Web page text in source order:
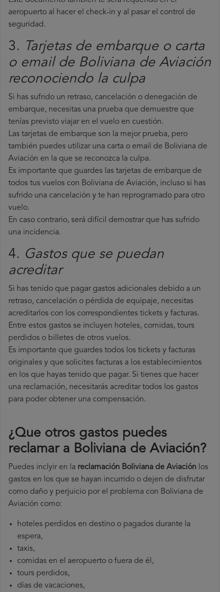
aeropuerto al hacer el check-in y al pasar el control de
seguridad.
3.
Tarjetas de embarque o carta
o email de Boliviana de Aviación
reconociendo la culpa
Si has sufrido un retraso, cancelación o denegación de
embarque, necesitas una prueba que demuestre que
tenías previsto viajar en el vuelo en cuestión.
Las tarjetas de embarque son la mejor prueba, pero
también puedes utilizar una carta o email de Boliviana de
Aviación en la que se reconozca la culpa.
Es importante que guardes las tarjetas de embarque de
todos tus vuelos con Boliviana de Aviación, incluso si has
sufrido una cancelación y te han reprogramado para otro
vuelo.
En caso contrario, será difícil demostrar que has sufrido
una incidencia.
4. Gastos que se puedan
acreditar
Si has tenido que pagar gastos adicionales debido a un
retraso, cancelación o pérdida de equipaje, necesitas
acreditarlos con los correspondientes tickets y facturas.
Entre estos gastos se incluyen hoteles, comidas, tours
perdidos o billetes de otros vuelos.
Es importante que guardes todos los tickets y facturas
originales y que solicites facturas a los establecimientos
en los que hayas tenido que pagar. Si tienes que hacer
una reclamación, necesitarás acreditar todos los gastos
para poder obtener una compensación.
¿Que otros gastos puedes
reclamar a Boliviana de Aviación​?
Puedes inclyir en la reclamación Boliviana de Aviación los
gastos en los que se hayan incurrido o dejen de disfrutar
como daño y perjuicio por el problema con Boliviana de
Aviación como:
hoteles perdidos en destino o pagados durante la
espera,
taxis,
comidas en el aeropuerto o fuera de él,
tours perdidos,
días de vacaciones,